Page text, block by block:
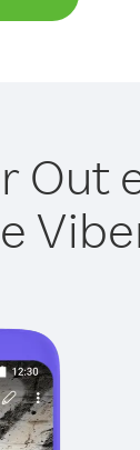
Out